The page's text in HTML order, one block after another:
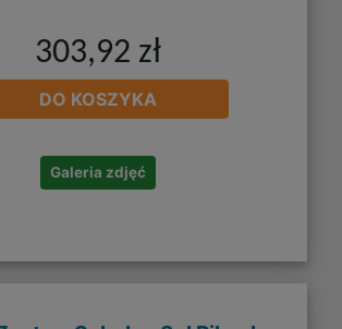
303,92 zł
DO KOSZYKA
Galeria zdjęć